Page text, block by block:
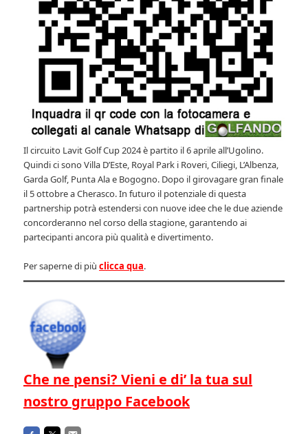
Il circuito Lavit Golf Cup 2024 è partito il 6 aprile all’Ugolino.
Quindi ci sono Villa D’Este, Royal Park i Roveri, Ciliegi, L’Albenza,
Garda Golf, Punta Ala e Bogogno. Dopo il girovagare gran finale
il 5 ottobre a Cherasco. In futuro il potenziale di questa
partnership potrà estendersi con nuove idee che le due aziende
concorderanno nel corso della stagione, garantendo ai
partecipanti ancora più qualità e divertimento.
Per saperne di piùclicca qua.
Che ne pensi? Vieni e di’ la tua sul
nostro gruppo Facebook